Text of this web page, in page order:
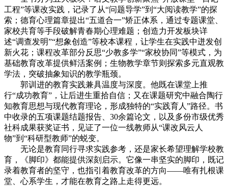
工程”等课改实践，记录了从“问题导学”到“大阅读教学”的探
索；德育心理篇章提出“五道合一”矫正体系，通过专题课堂、
家校共育等手段破解青春期心理难题；创造力开发板块详
述“调查发明”“想象创造”等校本课程，让学生在实践中迸发创
新火花；课程改革部分反思“少教多学”“家校协同”等模式，为
基础教育改革提供鲜活案例；生物教学章节则探索多元直观教
学法，突破抽象知识的教学瓶颈。
郭训进的教育实践兼具温度与深度。他既在课堂上推
行“成功教育”，让后进生重拾自信；又在课题研究中融合陶行
知教育思想与现代教育理论，形成独特的“实践育人”路径。书
中收录的五项课题结题报告、30余篇论文，以及多份市级优秀
社科成果获奖证书，见证了一位一线教师从“课改风云人
物”到“科研型教师”的蜕变。
无论是教育同行寻求实践参考，还是家长希望理解学校教
育，《脚印》都能提供深刻启示。它像一串坚实的脚印，既记
录着教育者的坚守，也指引着教育改革的方向——唯有扎根课
堂、心系学生，才能在教育之路上走得更远。